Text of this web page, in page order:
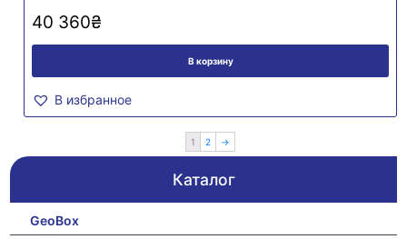
40 360₴
В корзину
В избранное
1 2 →
Каталог
GeoBox